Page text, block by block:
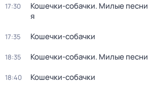
17:30 Кошечки-собачки. Милые песни
я
17:35 Кошечки-собачки
18:35 Кошечки-собачки. Милые песни
18:40 Кошечки-собачки